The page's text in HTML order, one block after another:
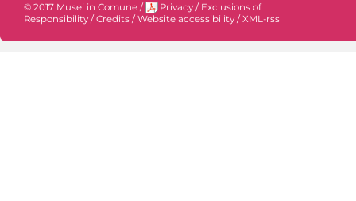
© 2017 Musei in Comune / Privacy / Exclusions of
Responsibility / Credits / Website accessibility / XML-rss